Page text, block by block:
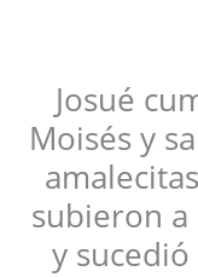
Josué
Moisés y
subieron
y